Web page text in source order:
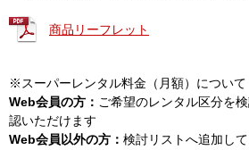
商品リーフレット
※スーパーレンタル料金（月額）について
Web会員の方： ご希望のレンタル区分を
認いただけます
Web会員以外の方： 検討リストへ追加し